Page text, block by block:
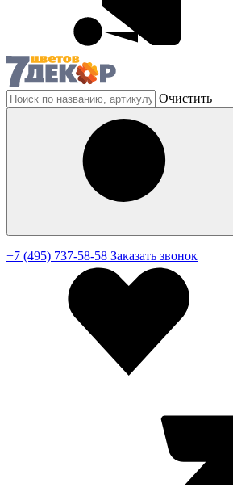
Очистить
+7 (495) 737-58-58 Заказать звонок